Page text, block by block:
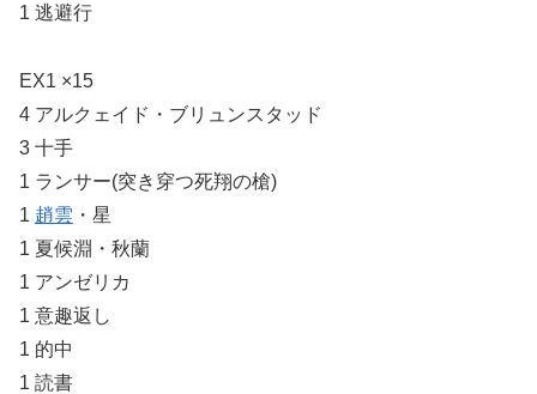
1 逃避行
EX1 ×15
4 アルクェイド・ブリュンスタッド
3 十手
1 ランサー(突き穿つ死翔の槍)
1 趙雲 ・星
1 夏候淵・秋蘭
1 アンゼリカ
1 意趣返し
1 的中
1 読書